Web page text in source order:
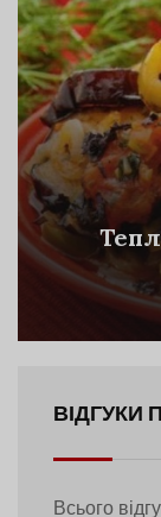
ВІДГУКИ
Всього